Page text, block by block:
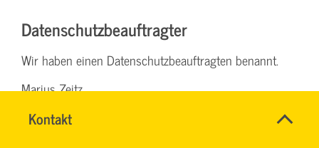
Kontakt
DENISE
Name*
Datenschutz­beauftragter
Wir haben einen Datenschutzbeauftragten benannt.
Marius Zeitz
56073 Koblenz